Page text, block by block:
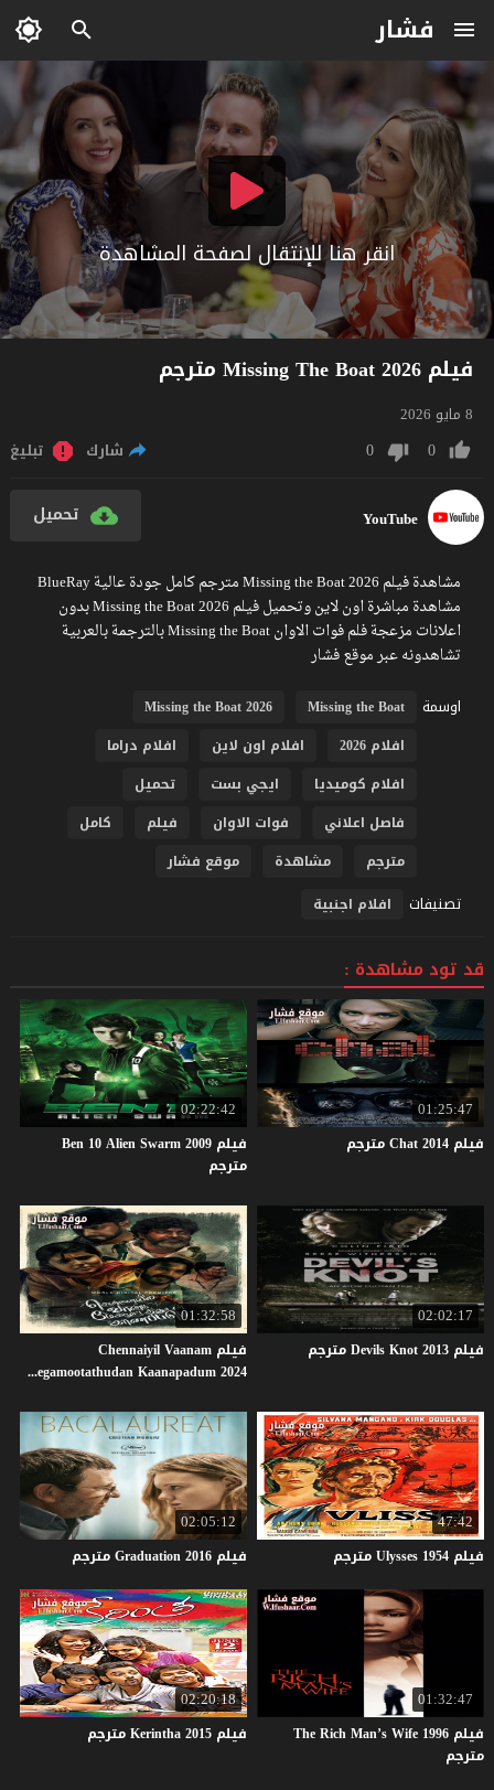
فشار
انقر هنا للإنتقال لصفحة المشاهدة
فيلم Missing The Boat 2026 مترجم
8 مايو 2026
0
0 شارك تبليغ
YouTube تحميل
مشاهدة فيلم Missing the Boat 2026 مترجم كامل جودة عالية BlueRay
مشاهدة مباشرة اون لاين وتحميل فيلم Missing the Boat 2026 بدون
اعلانات مزعجة فلم فوات الاوان Missing the Boat بالترجمة بالعربية
تشاهدونه عبر موقع فشار
اوسمة
Missing the Boat
Missing the Boat 2026
افلام 2026
افلام اون لاين
افلام دراما
افلام كوميديا
ايجي بست
تحميل
فاصل اعلاني
فوات الاوان فيلم
كامل
مترجم
مشاهدة موقع فشار
تصنيفات افلام اجنبية
قد تود مشاهدة :
01:25:47
فيلم Chat2014 مترجم
02:22:42
فيلم Ben 10 Alien Swarm 2009
مترجم
02:02:17
فيلم DevilsKnot2013 مترجم
01:32:58
فيلم Chennaiyil Vaanam
Megamootathudan Kaanapadum 2024 مترجم
47:42
فيلم Ulysses 1954 مترجم
02:05:12
فيلم Graduation2016 مترجم
01:32:47
فيلم The Rich Man’s Wife 1996
مترجم
02:20:18
فيلم Kerintha2015 مترجم